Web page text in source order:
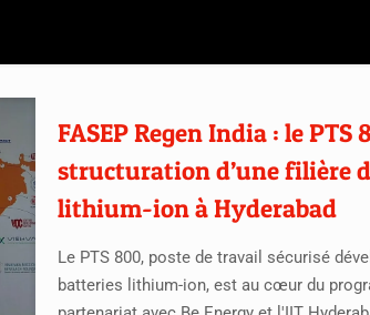
FASEP Regen India : le
structuration d’une filière
lithium-ion à Hyderabad
Le PTS 800, poste de travail sécurisé
batteries lithium-ion, est au cœur du